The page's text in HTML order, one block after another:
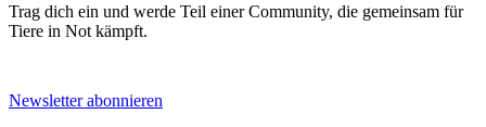
Trag dich ein und werde Teil einer Community, die gemeinsam für
Tiere in Not kämpft.
Newsletter abonnieren